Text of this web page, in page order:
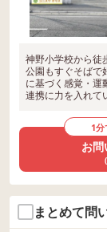
神野小学校から徒
公園もすぐそばで
に基づく感覚・運
連携に力を入れて
1分
お
まとめて問